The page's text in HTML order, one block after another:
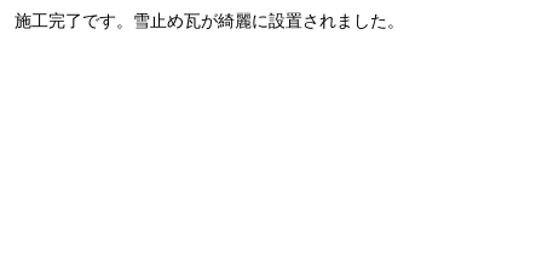
施工完了です。雪止め瓦が綺麗に設置されました。